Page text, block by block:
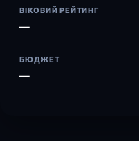
ВІКОВИЙ РЕЙТИНГ
—
БЮДЖЕТ
—